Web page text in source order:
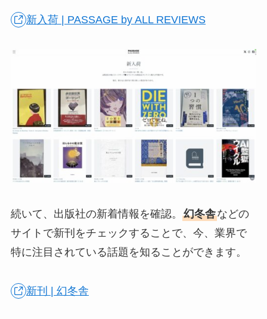
新入荷 | PASSAGE by ALL REVIEWS
続いて、出版社の新着情報を確認。 幻冬舎などの
サイトで新刊をチェックすることで、今、業界で
特に注目されている話題を知ることができます。
新刊 | 幻冬舎